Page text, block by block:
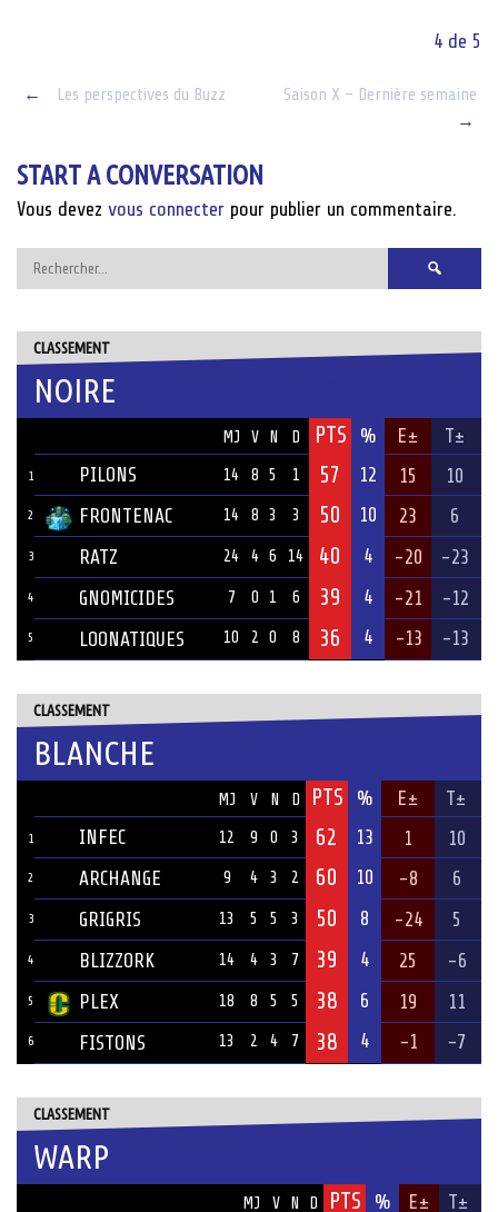
4 de 5
Post
← Les perspectives du Buzz
Saison X – Dernière semaine
→
START A CONVERSATION
Vous devez vous connecter pour publier un commentaire.
Rechercher :
CLASSEMENT
NOIRE
MJ V N D PTS % E± T±
1 PILONS 14 8 5 1 57 12 15 10
2 FRONTENAC 14 8 3 3 50 10 23 6
3 RATZ 24 4 6 14 40 4 -20 -23
4 GNOMICIDES 7 0 1 6 39 4 -21 -12
5 LOONATIQUES 10 2 0 8 36 4 -13 -13
CLASSEMENT
BLANCHE
MJ V N D PTS % E± T±
1 INFEC 12 9 0 3 62 13 1 10
2 ARCHANGE 9 4 3 2 60 10 -8 6
3 GRIGRIS 13 5 5 3 50 8 -24 5
4 BLIZZORK 14 4 3 7 39 4 25 -6
5 PLEX 18 8 5 5 38 6 19 11
6 FISTONS 13 2 4 7 38 4 -1 -7
CLASSEMENT
WARP
MJ V N D PTS % E± T±